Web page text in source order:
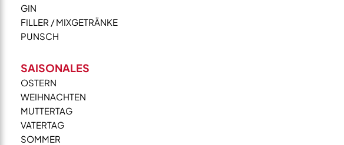
GIN
FILLER / MIXGETRÄNKE
PUNSCH
SAISONALES
OSTERN
WEIHNACHTEN
MUTTERTAG
VATERTAG
SOMMER